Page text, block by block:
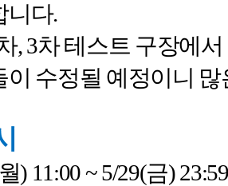
니다.
, 3차 테스트 구장에
이 수정될 예정이니
) 11:00 ~ 5/29(금)